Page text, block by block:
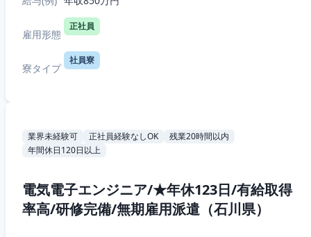
雇用形態
正社員
寮タイプ
社員寮
業界未経験可 正社員経験なしOK
残業20時間以内
年間休日120日以上
電気電子エンジニア/★年休123日/有給取得
率高/研修完備/無期雇用派遣（石川県）